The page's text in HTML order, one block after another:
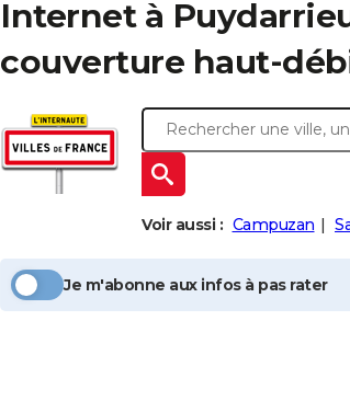
Internet à
couverture haut-
Voir aussi : Campuzan
Je m'abonne aux infos à pas rater